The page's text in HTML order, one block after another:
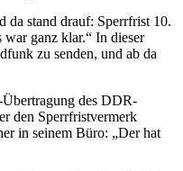
da stand drauf: Sperrfrist 10.
ganz klar.“ In dieser
zu senden, und ab da
des DDR-
den Sperrfristvermerk
in seinem Büro: „Der hat